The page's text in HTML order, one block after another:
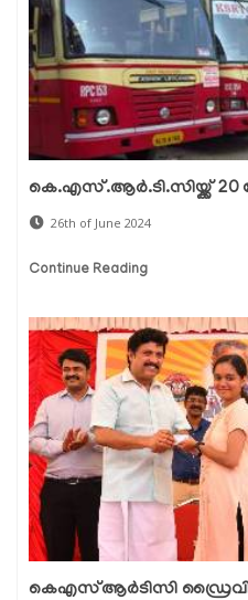
കെ.എസ്.ആര്‍.ടി.സിയ്ക്ക് 20
26th of June 2024
Continue Reading
കെഎസ്ആര്‍ടിസി